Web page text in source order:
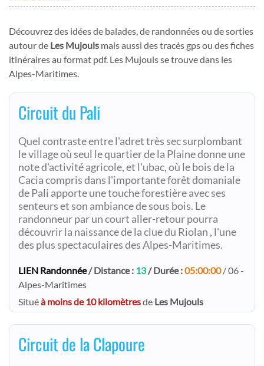
Découvrez des idées de balades, de randonnées ou de sorties
autour de Les Mujouls mais aussi des tracés gps ou des fiches
itinéraires au format pdf. Les Mujouls se trouve dans les
Alpes-Maritimes.
Circuit du Pali
Quel contraste entre l'adret très sec surplombant
le village où seul le quartier de la Plaine donne une
note d'activité agricole, et l'ubac, où le bois de la
Cacia compris dans l'importante forêt domaniale
de Pali apporte une touche forestière avec ses
senteurs et son ambiance de sous bois. Le
randonneur par un court aller-retour pourra
découvrir la naissance de la clue du Riolan , l'une
des plus spectaculaires des Alpes-Maritimes.
LIEN Randonnée/ Distance : 13/ Durée :05:00:00/ 06 -
Alpes-Maritimes
Situéà moins de 10 kilomètresde Les Mujouls
Circuit de la Clapoure